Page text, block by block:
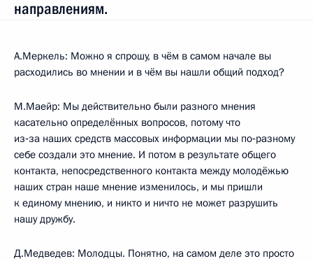
направлениям.
А.Меркель: Можно я спрошу, в чём в самом начале вы
расходились во мнении и в чём вы нашли общий подход?
М.Маейр: Мы действительно были разного мнения
касательно определённых вопросов, потому что
из‑за наших средств массовых информации мы по‑разному
себе создали это мнение. И потом в результате общего
контакта, непосредственного контакта между молодёжью
наших стран наше мнение изменилось, и мы пришли
к единому мнению, и никто и ничто не может разрушить
нашу дружбу.
Д.Медведев: Молодцы. Понятно, на самом деле это просто